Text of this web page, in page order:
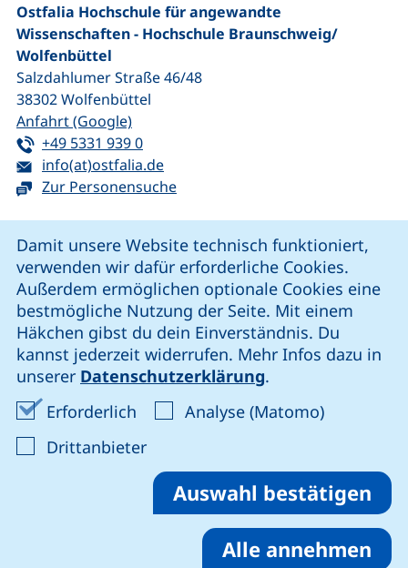
Damit unsere Website technisch funktioniert,
verwenden wir dafür erforderliche Cookies.
Außerdem ermöglichen optionale Cookies eine
bestmögliche Nutzung der Seite. Mit einem
Häkchen gibst du dein Einverständnis. Du
kannst jederzeit widerrufen. Mehr Infos dazu in
unserer Datenschutzerklärung.
Erforderlich Erforderliche Cookies akzeptieren
Analyse (Matomo)Analyse-
Drittanbieter: Cookies von Drittanbieter
Auswahl bestätigen
Alle annehmen
Ostfalia Hochschule für angewandte
Wissenschaften - Hochschule Braunschweig/​
Wolfenbüttel
Salzdahlumer Straße 46/48
38302Wolfenbüttel
Anfahrt (Google)(externer Link, öffnet neues Fenster)
Tel:
+49 5331 939 0(startet einen Telefonanruf, wenn Ihr
E-Mail:
info(at)ostfalia.de(öffnet Ihr E-Mail-Programm)
Zur Personensuche
unsere Facebook-Seite (externer Link, öffnet neues
unsere LinkedIn-Seite (externer Link, öffnet
unsere Instagram-Seite (externer Link,
unsere YouTube-Seite (externer
Cookie-Einstellungen
Impressum
Datenschutz
Erklärung zur Barrierefreiheit